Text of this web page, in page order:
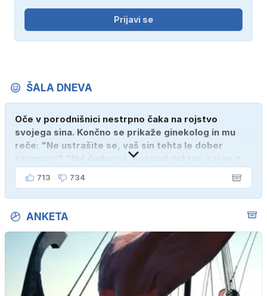
Prijavi se
ŠALA DNEVA
Oče v porodnišnici nestrpno čaka na rojstvo
svojega sina. Končno se prikaže ginekolog in mu
reče: "Ne ustrašite se, vaš sin tehta le dober
kilogram!" "Nič čudnega, gospod doktor, saj se z
ženo poznava šele tri mesece."
713 734
ANKETA